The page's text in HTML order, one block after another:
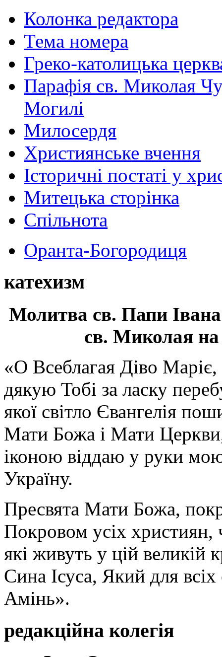
Колонка редактора
Тема номера
Греко-католицька
Парафія св. Миколая
Могилі
Милосердя
Християнське вчення
Історичні постаті у
Митецька сторінка
Спільнота
Оранта-Богородиця
катехизм
Молитва св. Папи
св. Миколая на
«О Всеблагая Діво
дякую Тобі за ласку
якої світло Євангелія
Мати Божа і Мати
іконою віддаю у руки
Україну.
Пресвята Мати Божа,
Покровом усіх християн,
які живуть у цій великій
Сина Ісуса, Який для
Амінь».
редакційна колегія